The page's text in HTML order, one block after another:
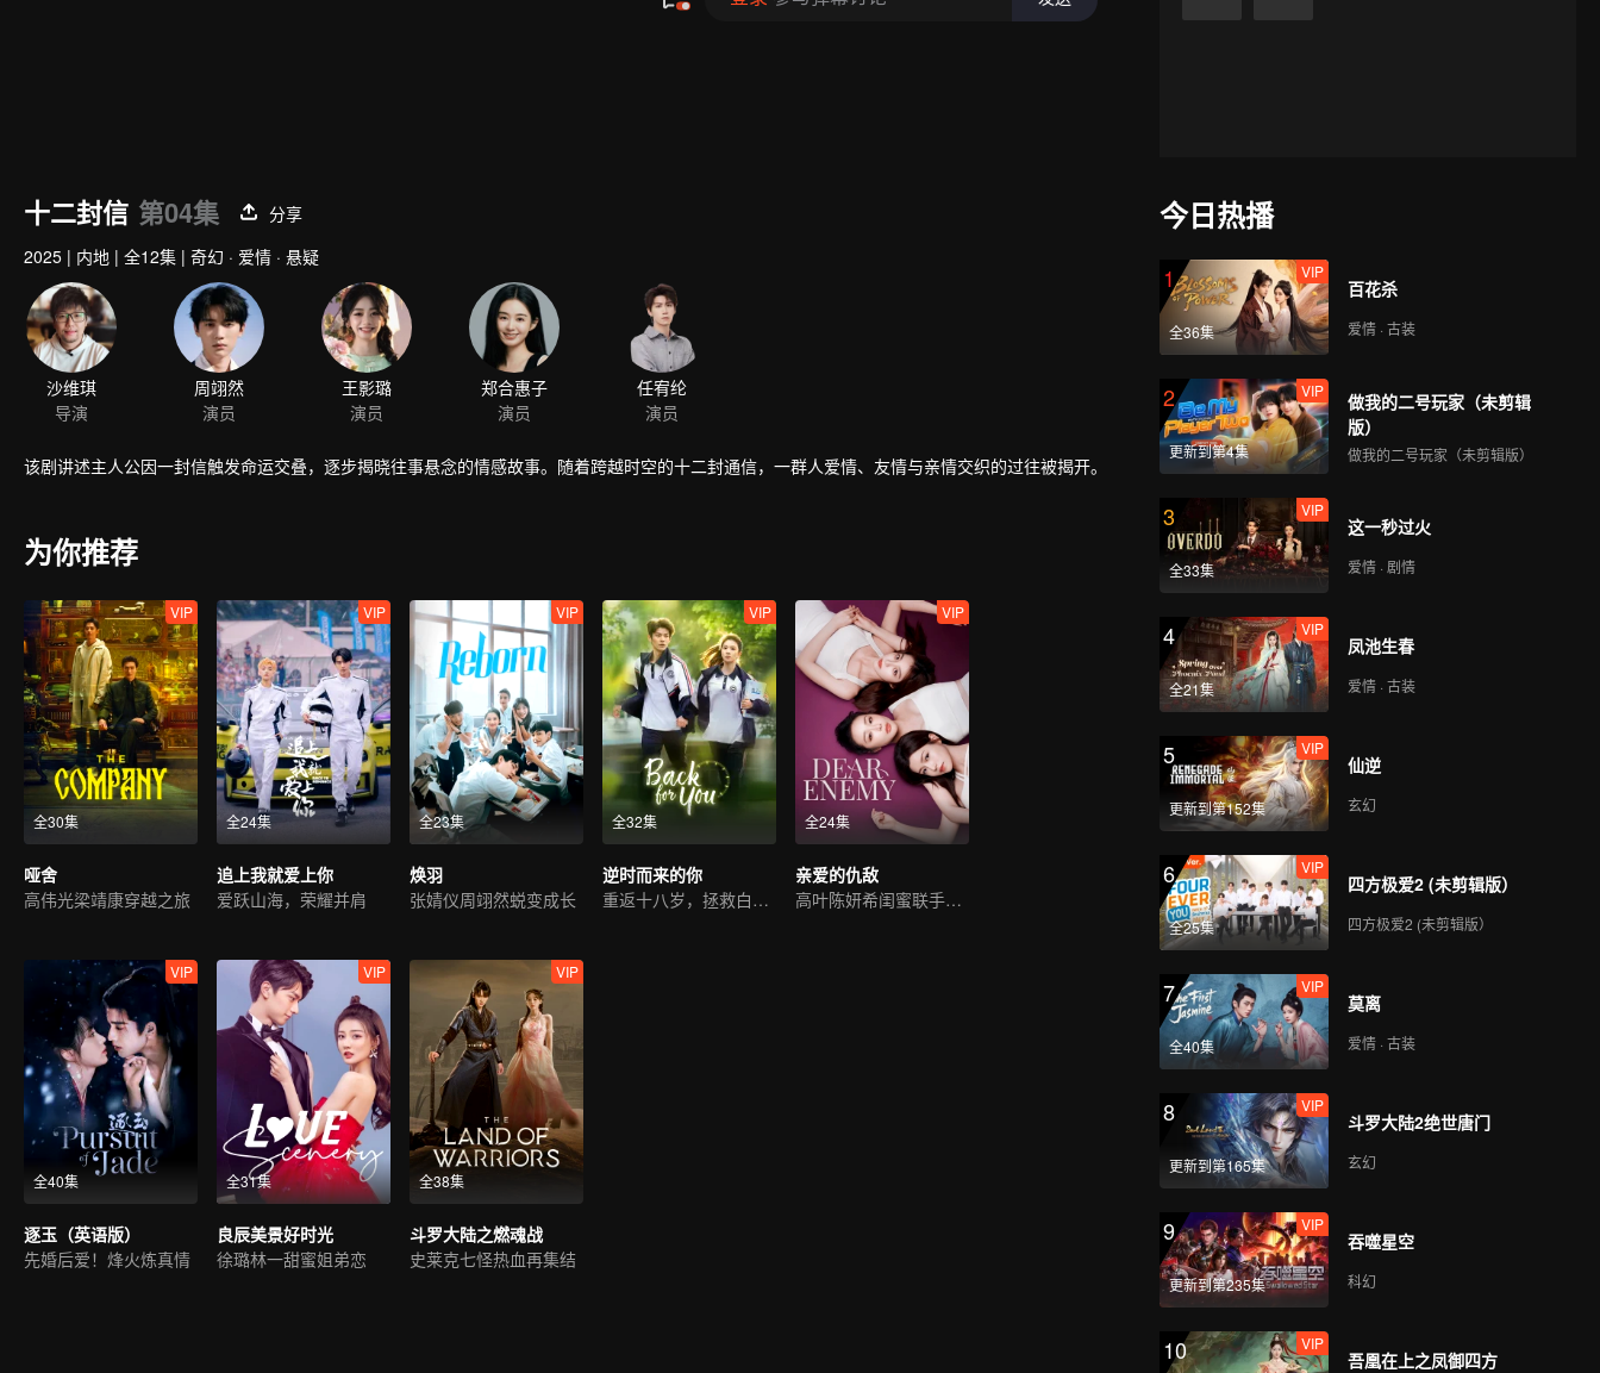
十二封信 第04集
分享
2025 | 内地 | 全12集 | 奇幻 · 爱情 · 悬疑
沙维琪
导演
周翊然
演员
王影璐
演员
郑合惠子
演员
任宥纶
演员
该剧讲述主人公因一封信触发命运交叠，逐步揭晓往事悬念的情感故事。随着跨越时空的十二封通信，一群人爱情、友情与亲情交织的过往被揭开。
为你推荐
全30集
VIP
哑舍
高伟光梁靖康穿越之旅
全24集
VIP
追上我就爱上你
爱跃山海，荣耀并肩
全23集
VIP
焕羽
张婧仪周翊然蜕变成长
全32集
VIP
逆时而来的你
重返十八岁，拯救白月光
全24集
VIP
亲爱的仇敌
高叶陈妍希闺蜜联手复仇
全40集
VIP
逐玉（英语版）
先婚后爱！烽火炼真情
全31集
VIP
良辰美景好时光
徐璐林一甜蜜姐弟恋
全38集
VIP
斗罗大陆之燃魂战
史莱克七怪热血再集结
今日热播
1
全36集
VIP
百花杀
爱情 · 古装
2
更新到第4集
VIP
做我的二号玩家（未剪辑
版）
做我的二号玩家（未剪辑版）
3
全33集
VIP
这一秒过火
爱情 · 剧情
4
全21集
VIP
凤池生春
爱情 · 古装
5
更新到第152集
VIP
仙逆
玄幻
6
全25集
VIP
四方极爱2 (未剪辑版）
四方极爱2 (未剪辑版）
7
全40集
VIP
莫离
爱情 · 古装
8
更新到第165集
VIP
斗罗大陆2绝世唐门
玄幻
9
更新到第235集
VIP
吞噬星空
科幻
10 VIP
吾凰在上之凤御四方